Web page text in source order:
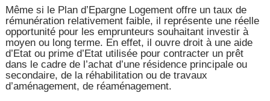
Même si le Plan d’Epargne Logement offre un taux de
rémunération relativement faible, il représente une réelle
opportunité pour les emprunteurs souhaitant investir à
moyen ou long terme. En effet, il ouvre droit à une aide
d’Etat ou prime d’Etat utilisée pour contracter un prêt
dans le cadre de l’achat d’une résidence principale ou
secondaire, de la réhabilitation ou de travaux
d’aménagement, de réaménagement.